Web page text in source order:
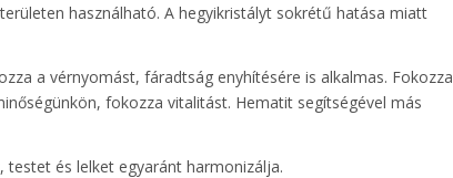
használható. A hegyikristályt sokrétű hatása miatt
a vérnyomást, fáradtság enyhítésére is alkalmas. Fokozza
fokozza vitalitást. Hematit segítségével más
és lelket egyaránt harmonizálja.